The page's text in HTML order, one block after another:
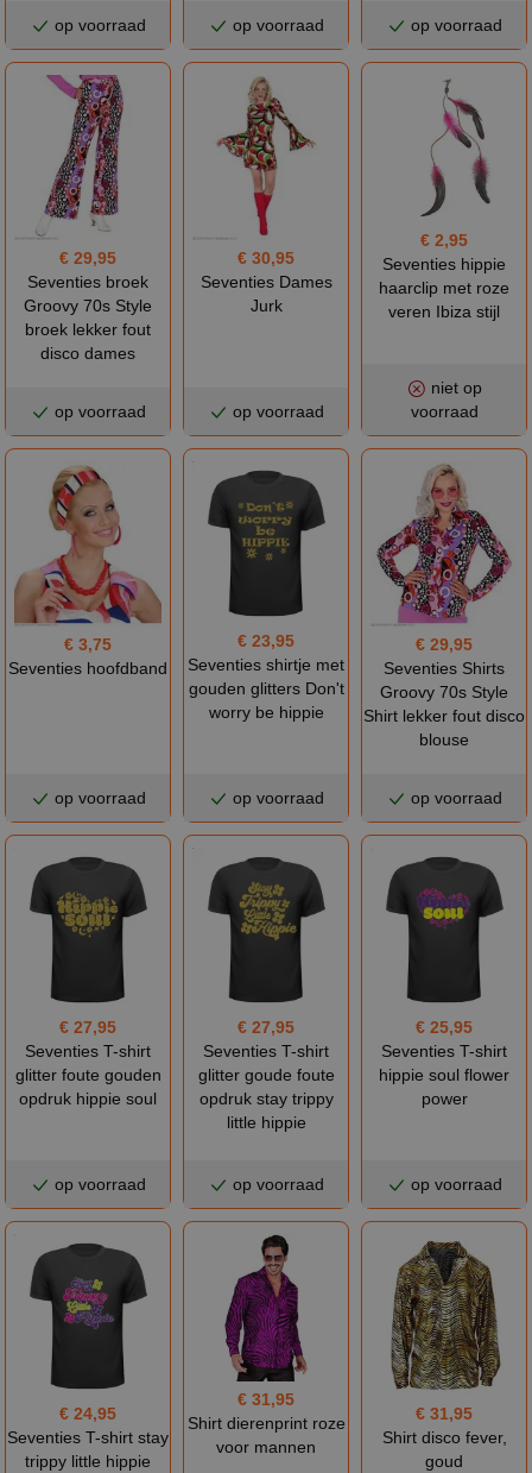
op voorraad op voorraad op voorraad
€ 29,95
Seventies broek
Groovy 70s Style
broek lekker fout
disco dames
op voorraad
€ 30,95
Seventies Dames
Jurk
op voorraad
€ 2,95
Seventies hippie
haarclip met roze
veren Ibiza stijl
niet op
voorraad
€ 3,75
Seventies hoofdband
op voorraad
€ 23,95
Seventies shirtje met
gouden glitters Don't
worry be hippie
op voorraad
€ 29,95
Seventies Shirts
Groovy 70s Style
Shirt lekker fout disco
blouse
op voorraad
€ 27,95
Seventies T-shirt
glitter foute gouden
opdruk hippie soul
op voorraad
€ 27,95
Seventies T-shirt
glitter goude foute
opdruk stay trippy
little hippie
op voorraad
€ 25,95
Seventies T-shirt
hippie soul flower
power
op voorraad
€ 24,95
Seventies T-shirt stay
trippy little hippie
€ 31,95
Shirt dierenprint roze
voor mannen
€ 31,95
Shirt disco fever,
goud